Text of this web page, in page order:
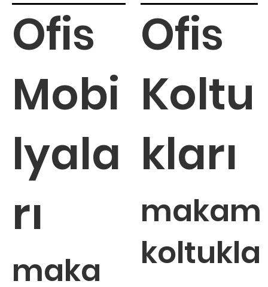
Olmalı?
Ofis
Mobi
lyala
rı
maka
Ofis
Koltu
kları
makam
koltukla